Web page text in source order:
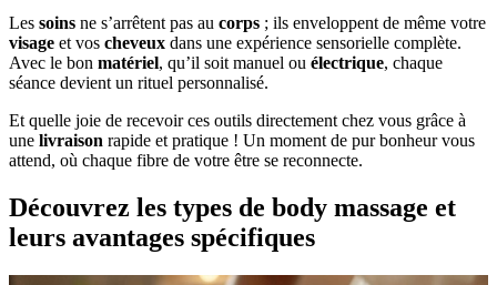
Les soins ne s’arrêtent pas au corps ; ils enveloppent de même votre
visage et vos cheveux dans une expérience sensorielle complète.
Avec le bon matériel, qu’il soit manuel ou électrique, chaque
séance devient un rituel personnalisé.
Et quelle joie de recevoir ces outils directement chez vous grâce à
une livraison rapide et pratique ! Un moment de pur bonheur vous
attend, où chaque fibre de votre être se reconnecte.
Découvrez les types de body massage et
leurs avantages spécifiques